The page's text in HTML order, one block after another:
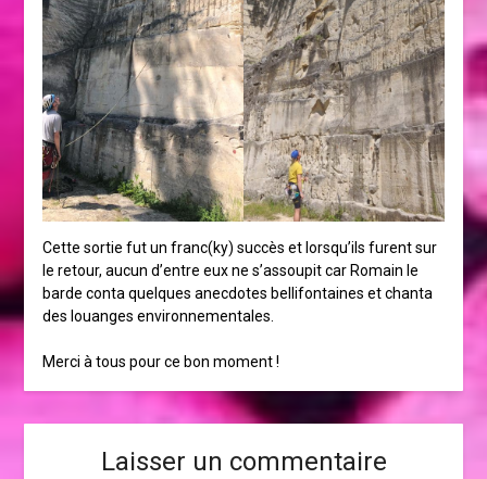
Cette sortie fut un franc(ky) succès et lorsqu’ils furent sur
le retour, aucun d’entre eux ne s’assoupit car Romain le
barde conta quelques anecdotes bellifontaines et chanta
des louanges environnementales.
Merci à tous pour ce bon moment !
Laisser un commentaire